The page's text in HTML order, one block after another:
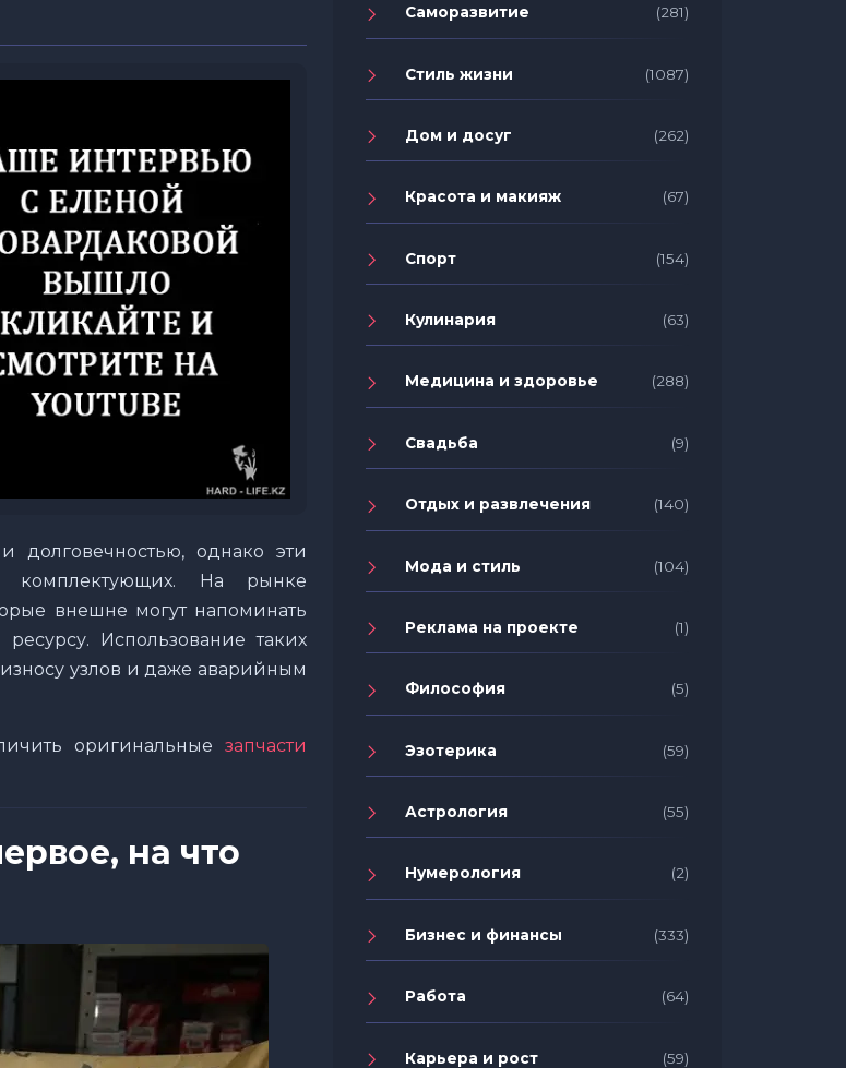
долговечностью, однако эти
комплектующих. На рынке
внешне могут напоминать
Использование таких
узлов и даже аварийным
оригинальные запчасти
на что
Саморазвитие (281)
Стиль жизни (1087)
Дом и досуг (262)
Красота и макияж (67)
Спорт (154)
Кулинария (63)
Медицина и здоровье (288)
Свадьба (9)
Отдых и развлечения (140)
Мода и стиль (104)
Реклама на проекте (1)
Философия (5)
Эзотерика (59)
Астрология (55)
Нумерология (2)
Бизнес и финансы (333)
Работа (64)
Карьера и рост (59)